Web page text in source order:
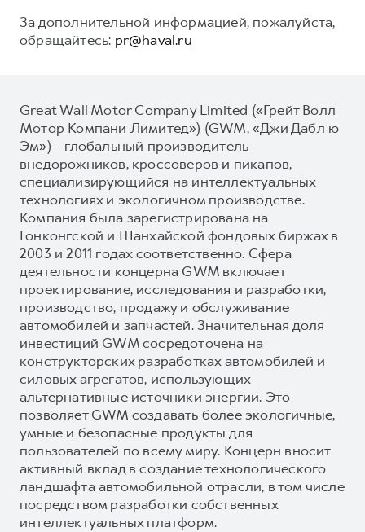
За дополнительной информацией, пожалуйста,
обращайтесь: pr@haval.ru
Great Wall Motor Company Limited («Грейт Волл
Мотор Компани Лимитед») (GWM, «Джи Дабл ю
Эм») – глобальный производитель
внедорожников, кроссоверов и пикапов,
специализирующийся на интеллектуальных
технологиях и экологичном производстве.
Компания была зарегистрирована на
Гонконгской и Шанхайской фондовых биржах в
2003 и 2011 годах соответственно. Сфера
деятельности концерна GWM включает
проектирование, исследования и разработки,
производство, продажу и обслуживание
автомобилей и запчастей. Значительная доля
инвестиций GWM сосредоточена на
конструкторских разработках автомобилей и
силовых агрегатов, использующих
альтернативные источники энергии. Это
позволяет GWM создавать более экологичные,
умные и безопасные продукты для
пользователей по всему миру. Концерн вносит
активный вклад в создание технологического
ландшафта автомобильной отрасли, в том числе
посредством разработки собственных
интеллектуальных платформ.